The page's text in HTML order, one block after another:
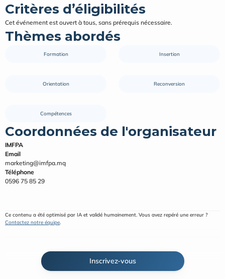
Inscrivez-vous
Critères d’éligibilités
Cet événement est ouvert à tous, sans prérequis nécessaire.
Thèmes abordés
Formation Insertion
Orientation Reconversion
Compétences
Coordonnées de l'organisateur
IMFPA
Email
marketing@imfpa.mq
Téléphone
0596 75 85 29
Contactez notre équipe.